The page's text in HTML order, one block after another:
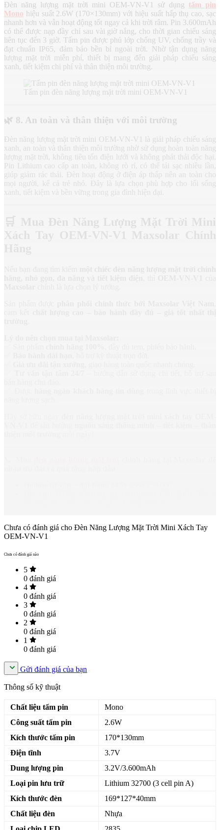
Đèn năng lượng mặt trời mini OEM-VN-V1 sử dụng tấm pin
Mono hiệu suất 2.6W (170×130mm) với hiệu suất hấp thụ cao, sạc
nhanh hơn và vẫn hoạt động tốt ngay cả khi trời râm. Pin 3.600mAh
có thể được nạp đầy chỉ sau vài giờ nắng, cho thời gian chiếu sáng
liên tục đến 3 giờ. Tấm pin được phủ lớp chống UV, chống trầy và
đạt chuẩn IP65, đảm bảo bền bỉ ngoài trời. Nhờ tận dụng năng
lượng mặt trời miễn phí, thiết bị mang đến giải pháp chiếu sáng
xanh, tiết kiệm chi phí và thân thiện môi trường.
Tấm pin đèn năng lượng mặt trời mini OEM-VN-V1
🌿 8. An toàn và thân thiện với môi trường
Đèn năng lượng mặt trời mini OEM-VN-V1 là giải pháp chiếu sáng
xanh, an toàn và thân thiện môi trường nhờ sử dụng hoàn toàn năng
lượng mặt trời, không tiêu tốn điện lưới và không phát thải độc hại.
Pin Lithium cao cấp an toàn, không rò rỉ, có thể tái sạc nhiều lần,
giúp giảm rác thải. Đèn hoạt động ở điện áp thấp nên an toàn cho
mọi người, kể cả trẻ nhỏ. Đây là lựa chọn phù hợp cho lối sống
xanh, tiết kiệm và bền vững trong gia đình hiện đại.
Chưa có đánh giá cho Đèn Năng Lượng Mặt Trời Mini Xách Tay
OEM-VN-V1
Chưa có đánh giá nào
5
0 đánh giá
4
0 đánh giá
3
0 đánh giá
2
0 đánh giá
1
0 đánh giá
Gửi đánh giá của bạn
Thông số kỹ thuật
Chất liệu tấm pin
Mono
Công suất tấm pin
2.6W
Kích thước tấm pin
170*130mm
Điện tĩnh
3.7V
Dung lượng pin
3.2V/3.600mAh
Loại pin lưu trữ
Lithium 32700 (3 cell pin A)
Kích thước đèn
169*127*40mm
Chất liệu đèn
Nhựa